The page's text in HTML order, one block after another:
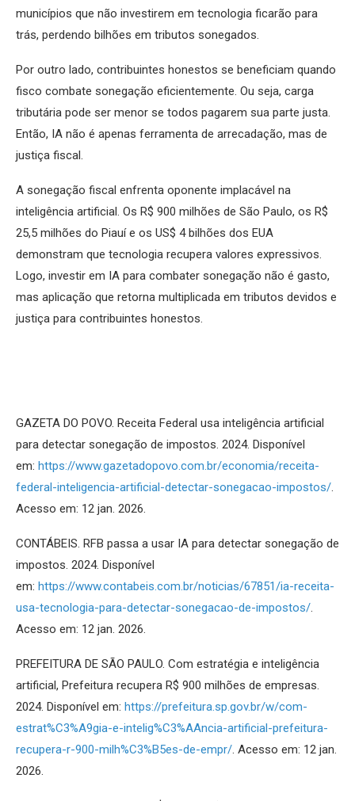
municípios que não investirem em tecnologia ficarão para
trás, perdendo bilhões em tributos sonegados.
Por outro lado, contribuintes honestos se beneficiam quando
fisco combate sonegação eficientemente. Ou seja, carga
tributária pode ser menor se todos pagarem sua parte justa.
Então, IA não é apenas ferramenta de arrecadação, mas de
justiça fiscal.
A sonegação fiscal enfrenta oponente implacável na
inteligência artificial. Os R$ 900 milhões de São Paulo, os R$
25,5 milhões do Piauí e os US$ 4 bilhões dos EUA
demonstram que tecnologia recupera valores expressivos.
Logo, investir em IA para combater sonegação não é gasto,
mas aplicação que retorna multiplicada em tributos devidos e
justiça para contribuintes honestos.
GAZETA DO POVO. Receita Federal usa inteligência artificial
para detectar sonegação de impostos. 2024. Disponível
em: https://www.gazetadopovo.com.br/economia/receita-
federal-inteligencia-artificial-detectar-sonegacao-impostos/.
Acesso em: 12 jan. 2026.
CONTÁBEIS. RFB passa a usar IA para detectar sonegação de
impostos. 2024. Disponível
em: https://www.contabeis.com.br/noticias/67851/ia-receita-
usa-tecnologia-para-detectar-sonegacao-de-impostos/.
Acesso em: 12 jan. 2026.
PREFEITURA DE SÃO PAULO. Com estratégia e inteligência
artificial, Prefeitura recupera R$ 900 milhões de empresas.
2024. Disponível em: https://prefeitura.sp.gov.br/w/com-
estrat%C3%A9gia-e-intelig%C3%AAncia-artificial-prefeitura-
recupera-r-900-milh%C3%B5es-de-empr/. Acesso em: 12 jan.
2026.